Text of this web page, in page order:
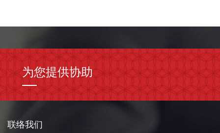
为您提供协助
联络我们